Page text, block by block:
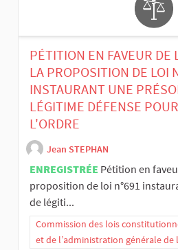
PÉTITION EN FAVEUR DE
LA PROPOSITION DE LOI
INSTAURANT UNE
LÉGITIME DÉFENSE
L'ORDRE
Jean STEPHAN
ENREGISTRÉE Pétition en
proposition de loi n°691
de légiti...
Commission des lois
et de l’administration générale de